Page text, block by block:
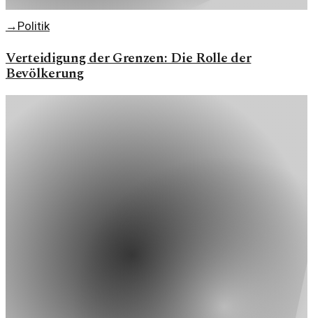
→ Politik
Verteidigung der Grenzen: Die Rolle der
Bevölkerung